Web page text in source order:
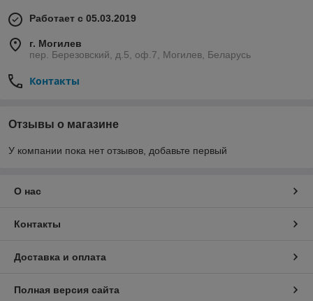
Работает с 05.03.2019
г. Могилев
пер. Березовский, д.5, оф.7, Могилев, Беларусь
Контакты
Отзывы о магазине
У компании пока нет отзывов, добавьте первый
О нас
Контакты
Доставка и оплата
Полная версия сайта